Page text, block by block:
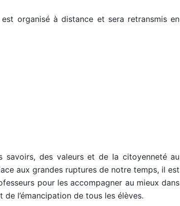
organisé à distance et sera retransmis en
savoirs, des valeurs et de la citoyenneté au
aux grandes ruptures de notre temps, il est
pour les accompagner au mieux dans
l’émancipation de tous les élèves.